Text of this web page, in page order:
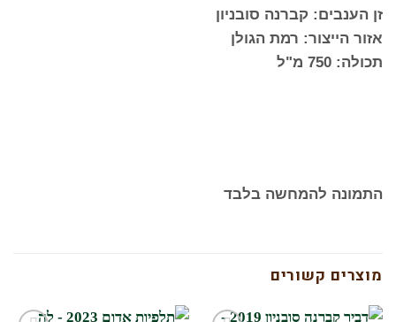
זן הענבים: קברנה סובניון
אזור הייצור: רמת הגולן
תכולה: 750 מ"ל
התמונה להמחשה בלבד
מוצרים קשורים